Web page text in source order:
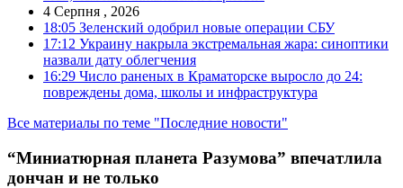
4 Серпня , 2026
18:05 Зеленский одобрил новые операции СБУ
17:12 Украину накрыла экстремальная жара: синоптики
назвали дату облегчения
16:29 Число раненых в Краматорске выросло до 24:
повреждены дома, школы и инфраструктура
Все материалы по теме "Последние новости"
“Миниатюрная планета Разумова” впечатлила
дончан и не только